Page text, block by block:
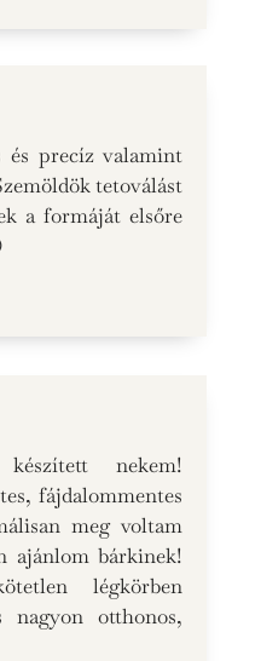
és precíz valamint
tetoválást
a formáját elsőre
nekem!
fájdalommentes
meg voltam
ajánlom bárkinek!
légkörben
otthonos,